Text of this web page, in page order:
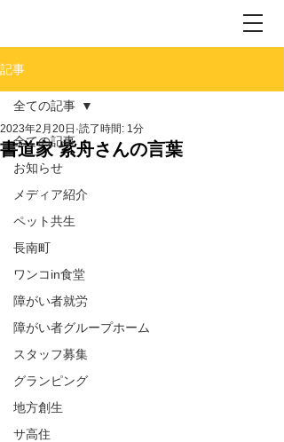
記事
全ての記事
お知らせ
メディア紹介
ペット共生
長南町
ワンコin食堂
障がい者就労
障がい者グループホーム
スタッフ募集
グランピング
地方創生
サ高住
全ての記事
書道家 紫舟さんの言葉
2023年2月20日 読了時間: 1分